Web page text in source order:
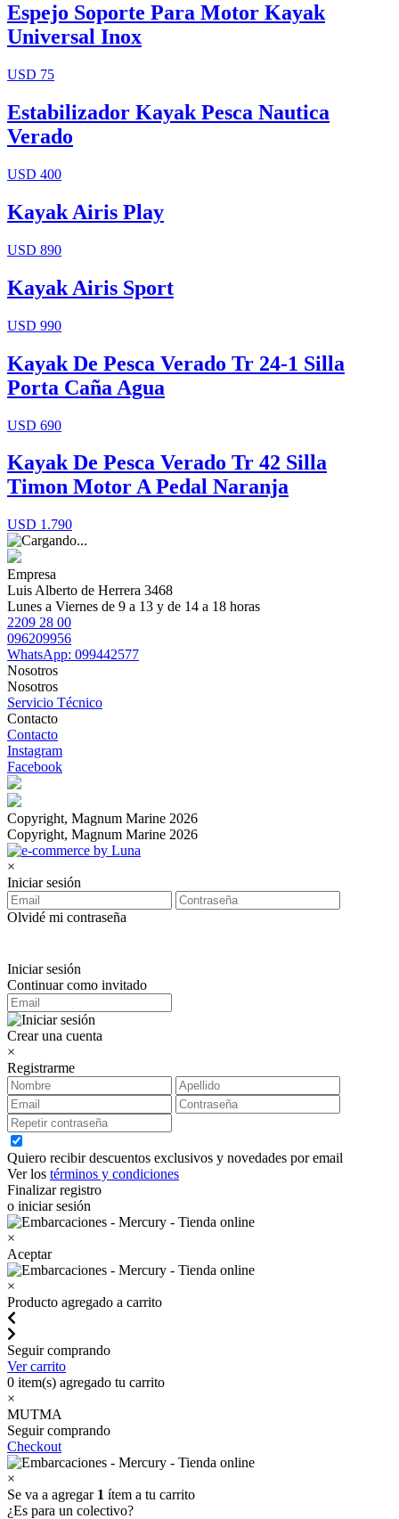
Espejo Soporte Para Motor Kayak
Universal Inox
USD 75
Estabilizador Kayak Pesca Nautica
Verado
USD 400
Kayak Airis Play
USD 890
Kayak Airis Sport
USD 990
Kayak De Pesca Verado Tr 24-1 Silla
Porta Caña Agua
USD 690
Kayak De Pesca Verado Tr 42 Silla
Timon Motor A Pedal Naranja
USD 1.790
Empresa
Luis Alberto de Herrera 3468
Lunes a Viernes de 9 a 13 y de 14 a 18 horas
2209 28 00
096209956
WhatsApp: 099442577
Nosotros
Nosotros
Servicio Técnico
Contacto
Contacto
Instagram
Facebook
Copyright, Magnum Marine 2026
Copyright, Magnum Marine 2026
×
Iniciar sesión
Olvidé mi contraseña
Iniciar sesión
Continuar como invitado
Crear una cuenta
×
Registrarme
Quiero recibir descuentos exclusivos y novedades por email
Ver los términos y condiciones
Finalizar registro
o iniciar sesión
×
Aceptar
×
Producto agregado a carrito
Seguir comprando
Ver carrito
0 item(s) agregado tu carrito
×
MUTMA
Seguir comprando
Checkout
×
Se va a agregar 1 ítem a tu carrito
¿Es para un colectivo?